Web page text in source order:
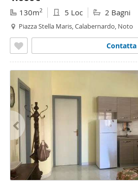
130m2 5 Loc 2 Bagni
Piazza Stella Maris, Calabernardo, Noto
Contatta